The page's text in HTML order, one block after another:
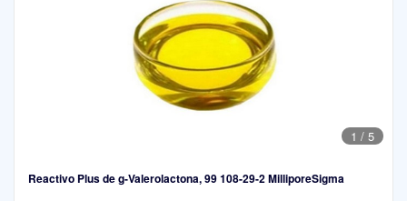
1 / 5
Reactivo Plus de g-Valerolactona, 99 108-29-2 MilliporeSigma